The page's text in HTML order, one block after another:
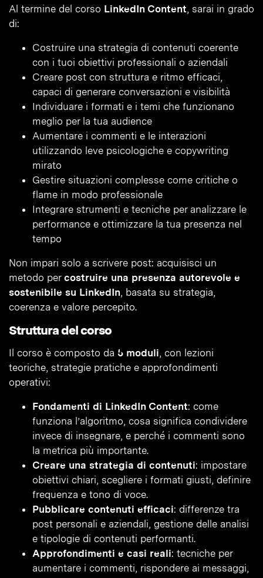
Al termine del corso LinkedIn Content, sarai in grado
di:
Costruire una strategia di contenuti coerente
con i tuoi obiettivi professionali o aziendali
Creare post con struttura e ritmo efficaci,
capaci di generare conversazioni e visibilità
Individuare i formati e i temi che funzionano
meglio per la tua audience
Aumentare i commenti e le interazioni
utilizzando leve psicologiche e copywriting
mirato
Gestire situazioni complesse come critiche o
flame in modo professionale
Integrare strumenti e tecniche per analizzare le
performance e ottimizzare la tua presenza nel
tempo
Non impari solo a scrivere post: acquisisci un
metodo per costruire una presenza autorevole e
sostenibile su LinkedIn, basata su strategia,
coerenza e valore percepito.
Struttura del corso
Il corso è composto da 5 moduli, con lezioni
teoriche, strategie pratiche e approfondimenti
operativi:
Fondamenti di LinkedIn Content: come
funziona l’algoritmo, cosa significa condividere
invece di insegnare, e perché i commenti sono
la metrica più importante.
Creare una strategia di contenuti: impostare
obiettivi chiari, scegliere i formati giusti, definire
frequenza e tono di voce.
Pubblicare contenuti efficaci: differenze tra
post personali e aziendali, gestione delle analisi
e tipologie di contenuti performanti.
Approfondimenti e casi reali: tecniche per
aumentare i commenti, rispondere ai messaggi,